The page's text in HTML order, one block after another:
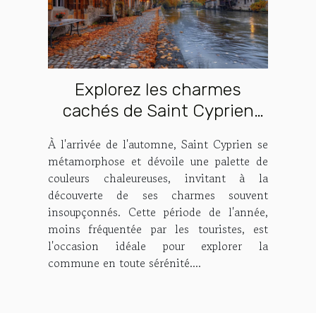
Explorez les charmes
cachés de Saint Cyprien
À l'arrivée de l'automne, Saint Cyprien se
métamorphose et dévoile une palette de
couleurs chaleureuses, invitant à la
découverte de ses charmes souvent
insoupçonnés. Cette période de l'année,
moins fréquentée par les touristes, est
l'occasion idéale pour explorer la
commune en toute sérénité....